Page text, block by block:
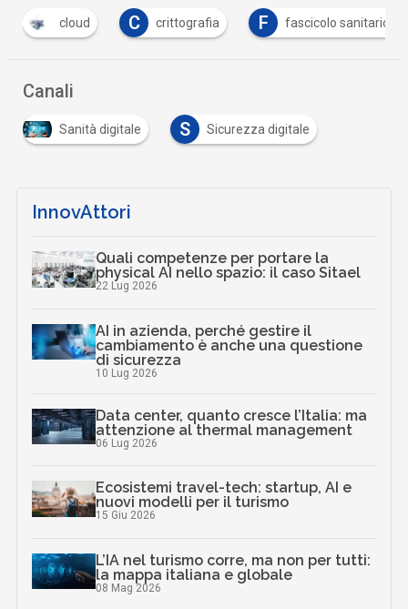
cloud C crittografia F fascicolo sanitario
Canali
Sanità digitale S Sicurezza digitale
InnovAttori
Quali competenze per portare la
physical AI nello spazio: il caso Sitael
22 Lug 2026
AI in azienda, perché gestire il
cambiamento è anche una questione
di sicurezza
10 Lug 2026
Data center, quanto cresce l’Italia: ma
attenzione al thermal management
06 Lug 2026
Ecosistemi travel-tech: startup, AI e
nuovi modelli per il turismo
15 Giu 2026
L’IA nel turismo corre, ma non per tutti:
la mappa italiana e globale
08 Mag 2026